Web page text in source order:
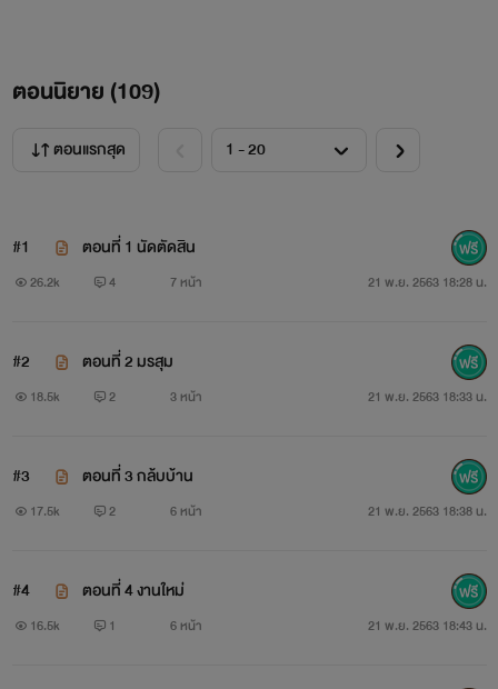
ตอนนิยาย (109)
ตอนแรกสุด
#1 ตอนที่ 1 นัดตัดสิน
26.2k 4 7 หน้า 21 พ.ย. 2563 18:28 น.
#2 ตอนที่ 2 มรสุม
18.5k 2 3 หน้า 21 พ.ย. 2563 18:33 น.
#3 ตอนที่ 3 กล้บบ้าน
17.5k 2 6 หน้า 21 พ.ย. 2563 18:38 น.
#4 ตอนที่ 4 งานใหม่
16.5k 1 6 หน้า 21 พ.ย. 2563 18:43 น.